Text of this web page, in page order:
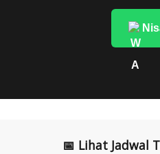
📅 Lihat Jadwal